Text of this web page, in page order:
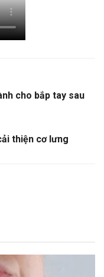
cho bắp tay sau
thiện cơ lưng